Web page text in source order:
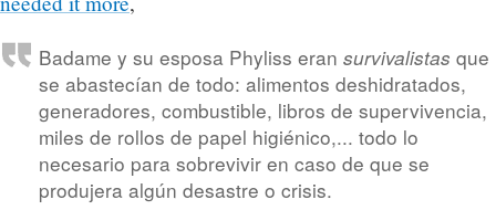
Badame y su esposa Phyliss eran survivalistas que
se abastecían de todo: alimentos deshidratados,
generadores, combustible, libros de supervivencia,
miles de rollos de papel higiénico,... todo lo
necesario para sobrevivir en caso de que se
produjera algún desastre o crisis.